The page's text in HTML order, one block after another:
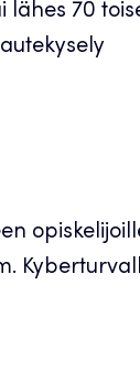
lähes 70